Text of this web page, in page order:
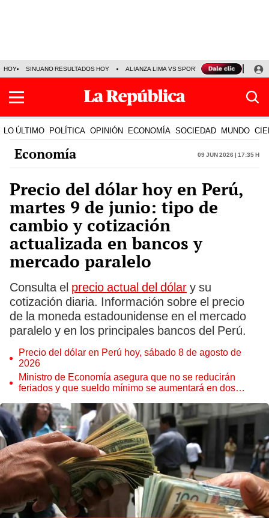
HOY SINUANO RESULTADOS HOY ALIANZA LIMA VS SPORT BOYS JORGE
LO ÚLTIMO POLÍTICA OPINIÓN ECONOMÍA SOCIEDAD MUNDO
Economía 09 Jun 2026 | 17:35 h
Precio del dólar hoy en Perú,
martes 9 de junio: tipo de
cambio y cotización
actualizada en bancos y
mercado paralelo
Consulta el precio actual del dólar y su
cotización diaria. Información sobre el precio
de la moneda estadounidense en el mercado
paralelo y en los principales bancos del Perú.
Precio del dólar en Perú hoy, sábado 8 de agosto de
2026
Ministro de Economía asegura que no se reducirán
feriados y que sueldo mínimo se aumentará en dos